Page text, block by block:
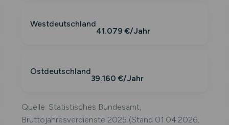
Westdeutschland
41.079 €/Jahr
Ostdeutschland
39.160 €/Jahr
Quelle: Statistisches Bundesamt,
Bruttojahresverdienste 2025 (Stand 01.04.2026,